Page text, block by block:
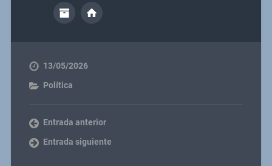
13/05/2026
Política
Entrada anterior
Entrada siguiente